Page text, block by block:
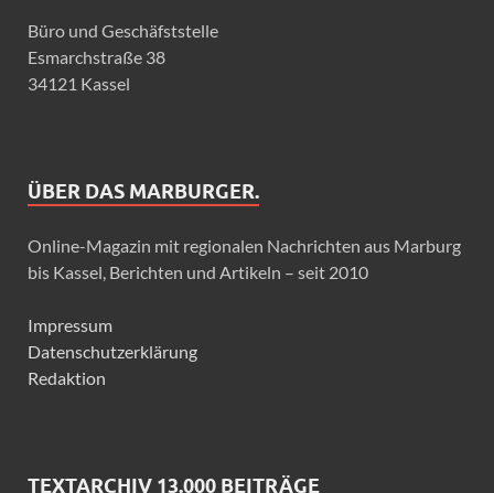
Büro und Geschäfststelle
Esmarchstraße 38
34121 Kassel
ÜBER DAS MARBURGER.
Online-Magazin mit regionalen Nachrichten aus Marburg
bis Kassel, Berichten und Artikeln – seit 2010
Impressum
Datenschutzerklärung
Redaktion
TEXTARCHIV 13.000 BEITRÄGE